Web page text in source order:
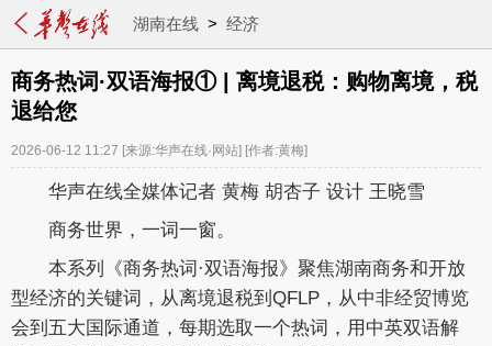
湖南在线> 经济
商务热词·双语海报① | 离境退税：购物离境，税
退给您
2026-06-12 11:27 [来源:华声在线·网站] [作者:黄梅]
华声在线全媒体记者 黄梅 胡杏子 设计 王晓雪
商务世界，一词一窗。
本系列《商务热词·双语海报》聚焦湖南商务和开放
型经济的关键词，从离境退税到QFLP，从中非经贸博览
会到五大国际通道，每期选取一个热词，用中英双语解